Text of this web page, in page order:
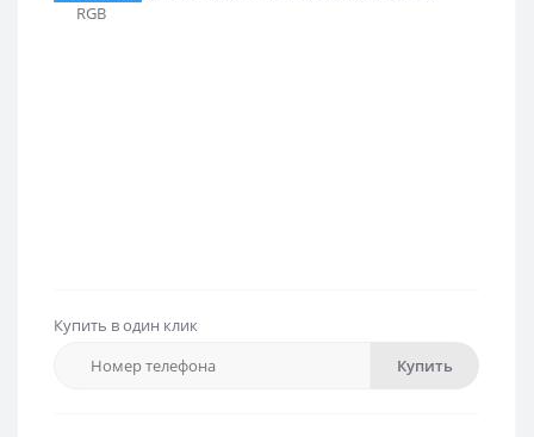
Купить в один клик
Купить